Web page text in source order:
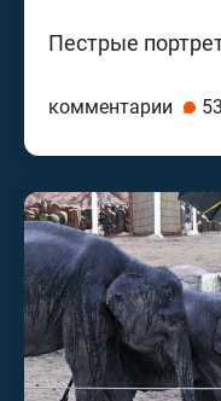
Пестрые
комментарии 53